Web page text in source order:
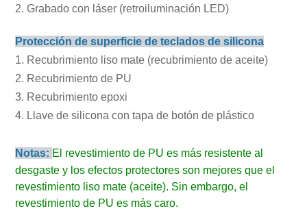
2. Grabado con láser (retroiluminación LED)
Protección de superficie de teclados de silicona
1. Recubrimiento liso mate (recubrimiento de aceite)
2. Recubrimiento de PU
3. Recubrimiento epoxi
4. Llave de silicona con tapa de botón de plástico
Notas: El revestimiento de PU es más resistente al
desgaste y los efectos protectores son mejores que el
revestimiento liso mate (aceite). Sin embargo, el
revestimiento de PU es más caro.